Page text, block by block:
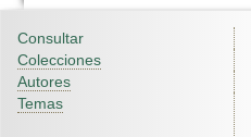
Consultar
Colecciones
Autores
Temas